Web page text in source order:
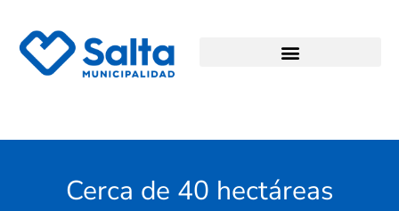
Cerca de 40 hectáreas